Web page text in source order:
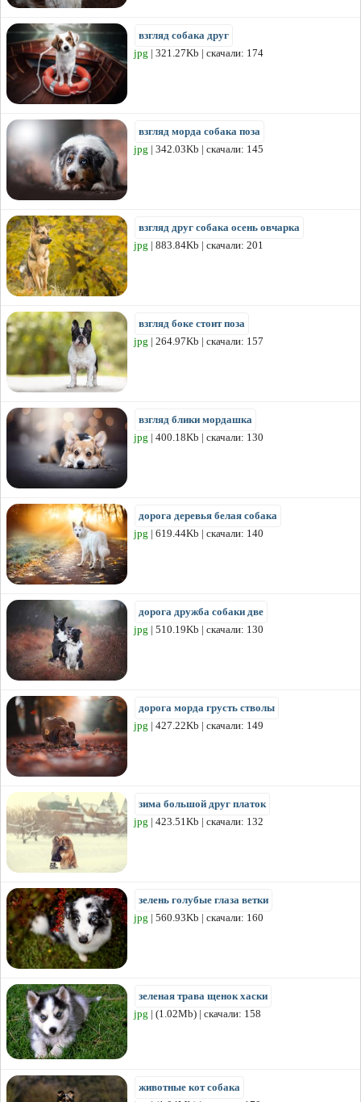
взгляд собака друг
jpg | 321.27Kb | скачали: 174
взгляд морда собака поза
jpg | 342.03Kb | скачали: 145
взгляд друг собака осень овчарка
jpg | 883.84Kb | скачали: 201
взгляд боке стоит поза
jpg | 264.97Kb | скачали: 157
взгляд блики мордашка
jpg | 400.18Kb | скачали: 130
дорога деревья белая собака
jpg | 619.44Kb | скачали: 140
дорога дружба собаки две
jpg | 510.19Kb | скачали: 130
дорога морда грусть стволы
jpg | 427.22Kb | скачали: 149
зима большой друг платок
jpg | 423.51Kb | скачали: 132
зелень голубые глаза ветки
jpg | 560.93Kb | скачали: 160
зеленая трава щенок хаски
jpg | (1.02Mb) | скачали: 158
животные кот собака